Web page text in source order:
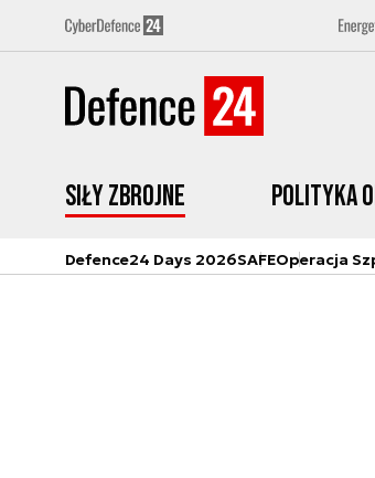
Siły zbrojne Polityka
Defence24 Days 2026SAFEOperacja